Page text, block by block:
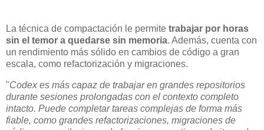
La técnica de compactación le permite trabajar por horas
sin el temor a quedarse sin memoria. Además, cuenta con
un rendimiento más sólido en cambios de código a gran
escala, como refactorización y migraciones.
"Codex es más capaz de trabajar en grandes repositorios
durante sesiones prolongadas con el contexto completo
intacto. Puede completar tareas complejas de forma más
fiable, como grandes refactorizaciones, migraciones de